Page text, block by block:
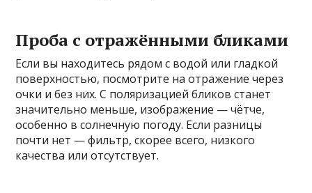
Проба с отражёнными бликами
Если вы находитесь рядом с водой или гладкой
поверхностью, посмотрите на отражение через
очки и без них. С поляризацией бликов станет
значительно меньше, изображение — чётче,
особенно в солнечную погоду. Если разницы
почти нет — фильтр, скорее всего, низкого
качества или отсутствует.